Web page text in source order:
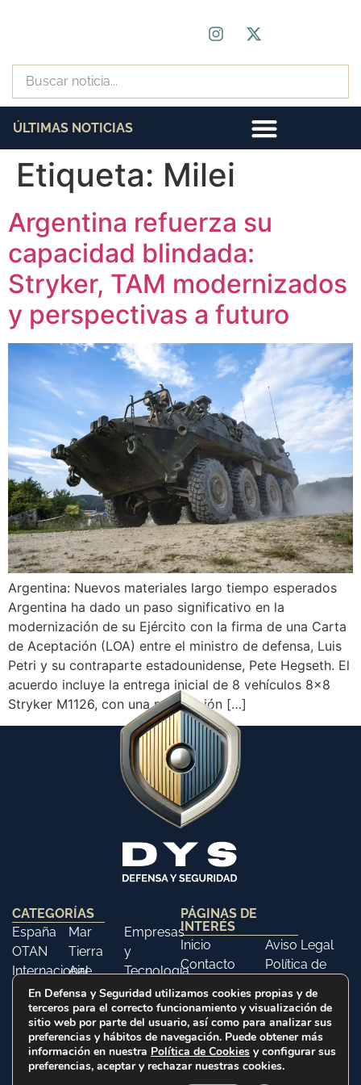
ÚLTIMAS NOTICIAS
Etiqueta: Milei
Argentina refuerza su
capacidad blindada:
Stryker, TAM modernizados
y perspectivas a futuro
Argentina: Nuevos materiales largo tiempo esperados
Argentina ha dado un paso significativo en la
modernización de su Ejército con la firma de una Carta
de Aceptación (LOA) entre el ministro de defensa, Luis
Petri y su contraparte estadounidense, Pete Hegseth. El
acuerdo incluye la entrega inicial de 8 vehículos 8×8
Stryker M1126, con una proyección […]
CATEGORÍAS
España
OTAN
Internacional
Opinión
Mar
Tierra
Aire
Libros
Empresas
y
Tecnología
Ferias y
Eventos
Historia
PÁGINAS DE
INTERÉS
Inicio
Contacto
Aviso Legal
Política de
Política de
Cookies
En Defensa y Seguridad utilizamos cookies propias y de
terceros para el correcto funcionamiento y visualización de
sitio web por parte del usuario, así como para analizar sus
preferencias y hábitos de navegación. Puede obtener más
información en nuestra Política de Cookies y configurar sus
preferencias, aceptar y rechazar nuestras cookies.